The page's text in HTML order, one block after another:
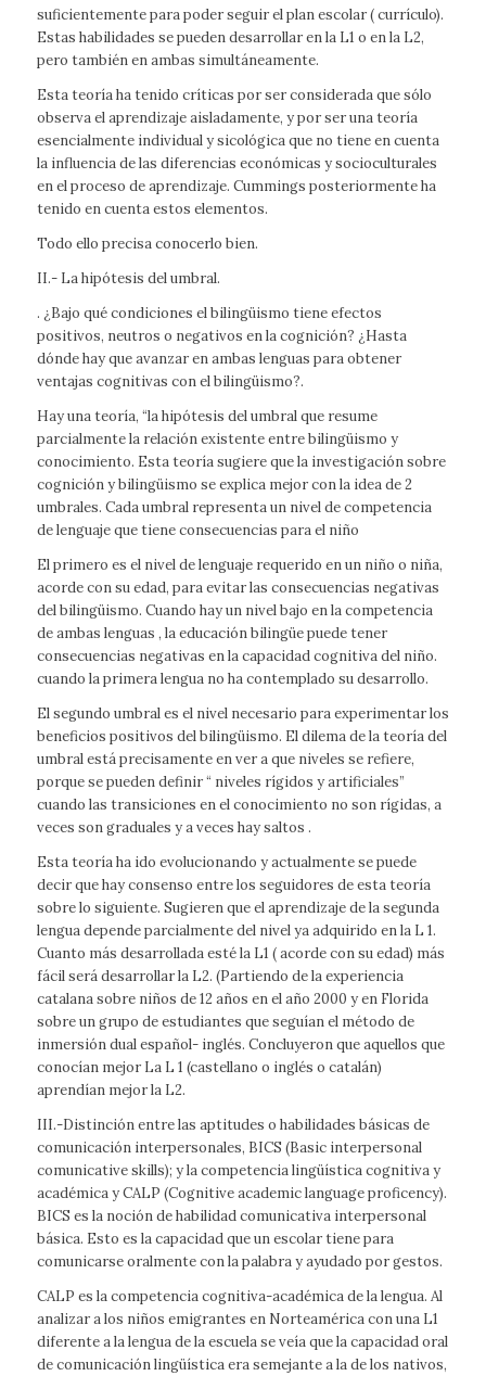
suficientemente para poder seguir el plan escolar ( currículo).
Estas habilidades se pueden desarrollar en la L1 o en la L2,
pero también en ambas simultáneamente.
Esta teoría ha tenido críticas por ser considerada que sólo
observa el aprendizaje aisladamente, y por ser una teoría
esencialmente individual y sicológica que no tiene en cuenta
la influencia de las diferencias económicas y socioculturales
en el proceso de aprendizaje. Cummings posteriormente ha
tenido en cuenta estos elementos.
Todo ello precisa conocerlo bien.
II.- La hipótesis del umbral.
. ¿Bajo qué condiciones el bilingüismo tiene efectos
positivos, neutros o negativos en la cognición? ¿Hasta
dónde hay que avanzar en ambas lenguas para obtener
ventajas cognitivas con el bilingüismo?.
Hay una teoría, “la hipótesis del umbral que resume
parcialmente la relación existente entre bilingüismo y
conocimiento. Esta teoría sugiere que la investigación sobre
cognición y bilingüismo se explica mejor con la idea de 2
umbrales. Cada umbral representa un nivel de competencia
de lenguaje que tiene consecuencias para el niño
El primero es el nivel de lenguaje requerido en un niño o niña,
acorde con su edad, para evitar las consecuencias negativas
del bilingüismo. Cuando hay un nivel bajo en la competencia
de ambas lenguas , la educación bilingüe puede tener
consecuencias negativas en la capacidad cognitiva del niño.
cuando la primera lengua no ha contemplado su desarrollo.
El segundo umbral es el nivel necesario para experimentar los
beneficios positivos del bilingüismo. El dilema de la teoría del
umbral está precisamente en ver a que niveles se refiere,
porque se pueden definir “ niveles rígidos y artificiales”
cuando las transiciones en el conocimiento no son rígidas, a
veces son graduales y a veces hay saltos .
Esta teoría ha ido evolucionando y actualmente se puede
decir que hay consenso entre los seguidores de esta teoría
sobre lo siguiente. Sugieren que el aprendizaje de la segunda
lengua depende parcialmente del nivel ya adquirido en la L 1.
Cuanto más desarrollada esté la L1 ( acorde con su edad) más
fácil será desarrollar la L2. (Partiendo de la experiencia
catalana sobre niños de 12 años en el año 2000 y en Florida
sobre un grupo de estudiantes que seguían el método de
inmersión dual español- inglés. Concluyeron que aquellos que
conocían mejor La L 1 (castellano o inglés o catalán)
aprendían mejor la L2.
III.-Distinción entre las aptitudes o habilidades básicas de
comunicación interpersonales, BICS (Basic interpersonal
comunicative skills); y la competencia lingüística cognitiva y
académica y CALP (Cognitive academic language proficency).
BICS es la noción de habilidad comunicativa interpersonal
básica. Esto es la capacidad que un escolar tiene para
comunicarse oralmente con la palabra y ayudado por gestos.
CALP es la competencia cognitiva-académica de la lengua. Al
analizar a los niños emigrantes en Norteamérica con una L1
diferente a la lengua de la escuela se veía que la capacidad oral
de comunicación lingüística era semejante a la de los nativos,